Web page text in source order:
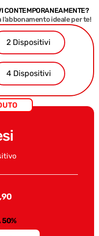
CONTEMPORANEAMENTE?
ideale per te!
2 Dispositivi
4 Dispositivi
,90
50%